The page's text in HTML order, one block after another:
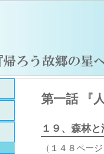
第一話 『
１９、 森林と
（１４８ペー